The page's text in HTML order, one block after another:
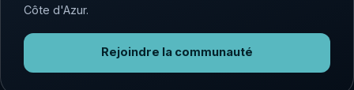
Côte d'Azur.
Rejoindre la communauté